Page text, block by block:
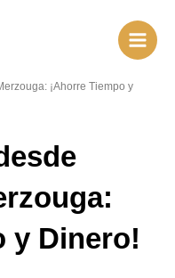
¡Ahorre Tiempo y
y Dinero!